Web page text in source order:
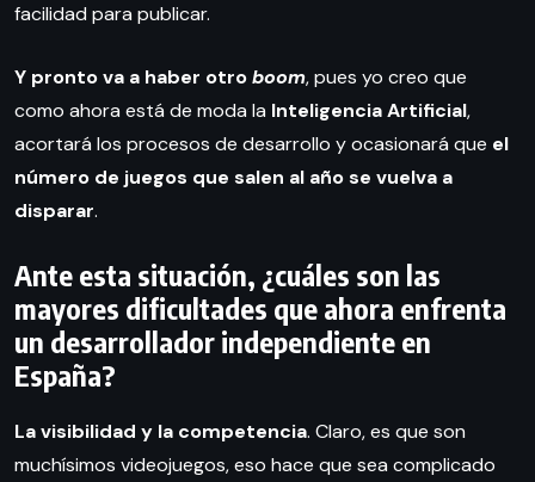
facilidad para publicar.
Y pronto va a haber otroboom, pues yo creo que
como ahora está de moda la Inteligencia Artificial,
acortará los procesos de desarrollo y ocasionará que el
número de juegos que salen al año se vuelva a
disparar.
Ante esta situación, ¿cuáles son las
mayores dificultades que ahora enfrenta
un desarrollador independiente en
España?
La visibilidad y la competencia. Claro, es que son
muchísimos videojuegos, eso hace que sea complicado